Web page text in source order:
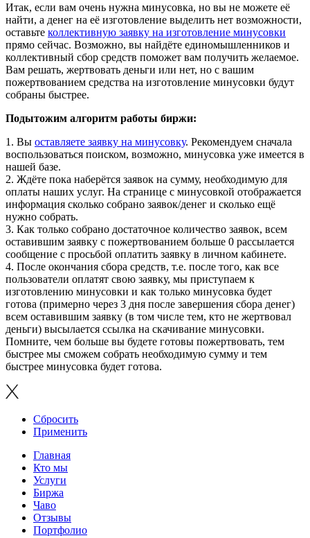
Итак, если вам очень нужна минусовка, но вы не можете её
найти, а денег на её изготовление выделить нет возможности,
оставьте коллективную заявку на изготовление минусовки
прямо сейчас. Возможно, вы найдёте единомышленников и
коллективный сбор средств поможет вам получить желаемое.
Вам решать, жертвовать деньги или нет, но с вашим
пожертвованием средства на изготовление минусовки будут
собраны быстрее.
Подытожим алгоритм работы биржи:
1. Вы оставляете заявку на минусовку. Рекомендуем сначала
воспользоваться поиском, возможно, минусовка уже имеется в
нашей базе.
2. Ждёте пока наберётся заявок на сумму, необходимую для
оплаты наших услуг. На странице с минусовкой отображается
информация сколько собрано заявок/денег и сколько ещё
нужно собрать.
3. Как только собрано достаточное количество заявок, всем
оставившим заявку с пожертвованием больше 0 рассылается
сообщение с просьбой оплатить заявку в личном кабинете.
4. После окончания сбора средств, т.е. после того, как все
пользователи оплатят свою заявку, мы приступаем к
изготовлению минусовки и как только минусовка будет
готова (примерно через 3 дня после завершения сбора денег)
всем оставившим заявку (в том числе тем, кто не жертвовал
деньги) высылается ссылка на скачивание минусовки.
Помните, чем больше вы будете готовы пожертвовать, тем
быстрее мы сможем собрать необходимую сумму и тем
быстрее минусовка будет готова.
Сбросить
Применить
Главная
Кто мы
Услуги
Биржа
Чаво
Отзывы
Портфолио